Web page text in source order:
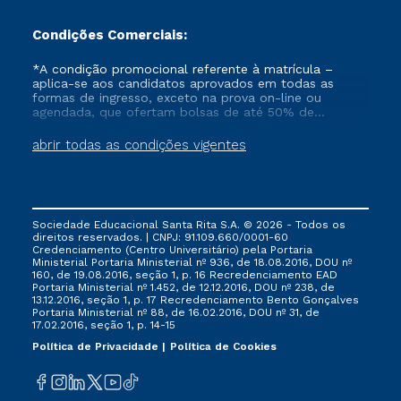
Condições Comerciais:
abrir todas as condições vigentes
*A condição promocional referente à matrícula –
aplica-se aos candidatos aprovados em todas as
formas de ingresso, exceto na prova on-line ou
agendada, que ofertam bolsas de até 50% de
que ainda não tenham efetivado e/ou não tenham
cancelado ou trancado sua matrícula em uma das
FIES, Prouni e outros programas governamentais, e
não se acumula com nenhuma outra campanha
ofertada pela Instituição.
Sociedade Educacional Santa Rita S.A. © 2026 - Todos os
direitos reservados. | CNPJ: 91.109.660/0001-60
Credenciamento (Centro Universitário) pela Portaria
Ministerial Portaria Ministerial nº 936, de 18.08.2016, DOU nº
160, de 19.08.2016, seção 1, p. 16 Recredenciamento EAD
Portaria Ministerial nº 1.452, de 12.12.2016, DOU nº 238, de
13.12.2016, seção 1, p. 17 Recredenciamento Bento Gonçalves
Portaria Ministerial nº 88, de 16.02.2016, DOU nº 31, de
17.02.2016, seção 1, p. 14-15
Política de Privacidade
Política de Cookies